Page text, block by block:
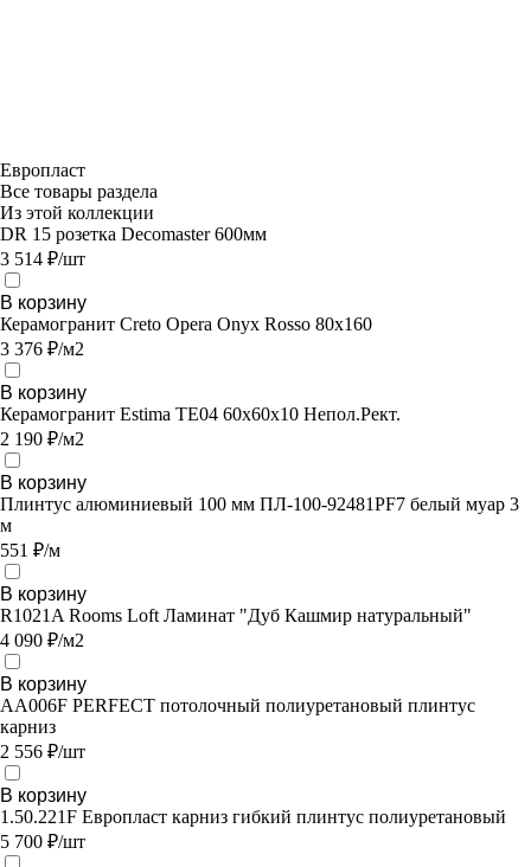
Европласт
Все товары раздела
Из этой коллекции
DR 15 розетка Decomaster 600мм
3 514 ₽/шт
В корзину
Керамогранит Creto Opera Onyx Rosso 80х160
3 376 ₽/м2
В корзину
Керамогранит Estima TE04 60x60x10 Непол.Рект.
2 190 ₽/м2
В корзину
Плинтус алюминиевый 100 мм ПЛ-100-92481PF7 белый муар 3
м
551 ₽/м
В корзину
R1021A Rooms Loft Ламинат "Дуб Кашмир натуральный"
4 090 ₽/м2
В корзину
AA006F PERFECT потолочный полиуретановый плинтус
карниз
2 556 ₽/шт
В корзину
1.50.221F Европласт карниз гибкий плинтус полиуретановый
5 700 ₽/шт